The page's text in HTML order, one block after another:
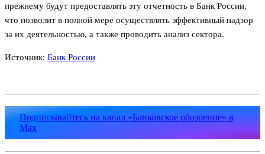
прежнему будут предоставлять эту отчетность в Банк России,
что позволит в полной мере осуществлять эффективный надзор
за их деятельностью, а также проводить анализ сектора.
Источник: Банк России
Подписывайтесь на канал «Банковское обозрение» в
Max